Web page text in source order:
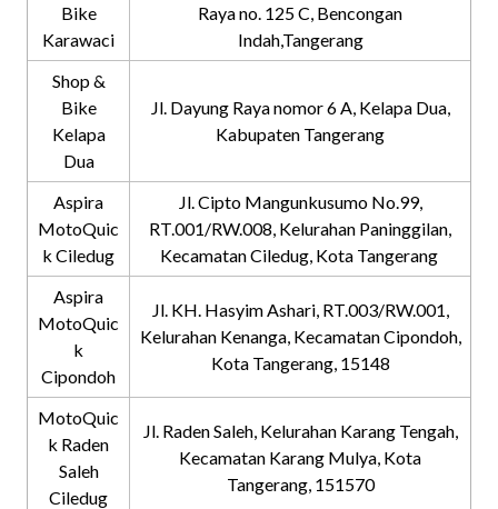
Bike
Karawaci
Raya no. 125 C, Bencongan
Indah,Tangerang
Shop &
Bike
Kelapa
Dua
Jl. Dayung Raya nomor 6 A, Kelapa Dua,
Kabupaten Tangerang
Aspira
MotoQuic
k Ciledug
Jl. Cipto Mangunkusumo No.99,
RT.001/RW.008, Kelurahan Paninggilan,
Kecamatan Ciledug, Kota Tangerang
Aspira
MotoQuic
k
Cipondoh
Jl. KH. Hasyim Ashari, RT.003/RW.001,
Kelurahan Kenanga, Kecamatan Cipondoh,
Kota Tangerang, 15148
MotoQuic
k Raden
Saleh
Ciledug
Jl. Raden Saleh, Kelurahan Karang Tengah,
Kecamatan Karang Mulya, Kota
Tangerang, 151570